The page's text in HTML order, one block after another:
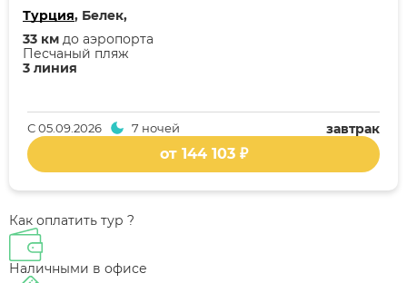
Турция, Белек,
3 линия
Песчаный пляж
33 км до аэропорта
завтрак
С05.09.2026 7 ночей
от 144 103 ₽
Как оплатить тур ?
Наличными в офисе